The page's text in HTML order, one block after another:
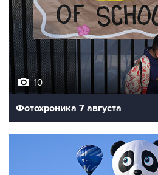
10
Фотохроника 7 августа